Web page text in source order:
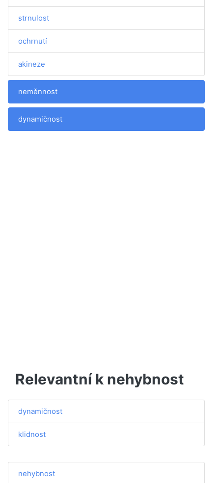
strnulost
ochrnutí
akineze
neměnnost
dynamičnost
Relevantní k nehybnost
dynamičnost
klidnost
nehybnost